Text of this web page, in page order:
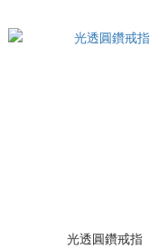
光透圓鑽戒指